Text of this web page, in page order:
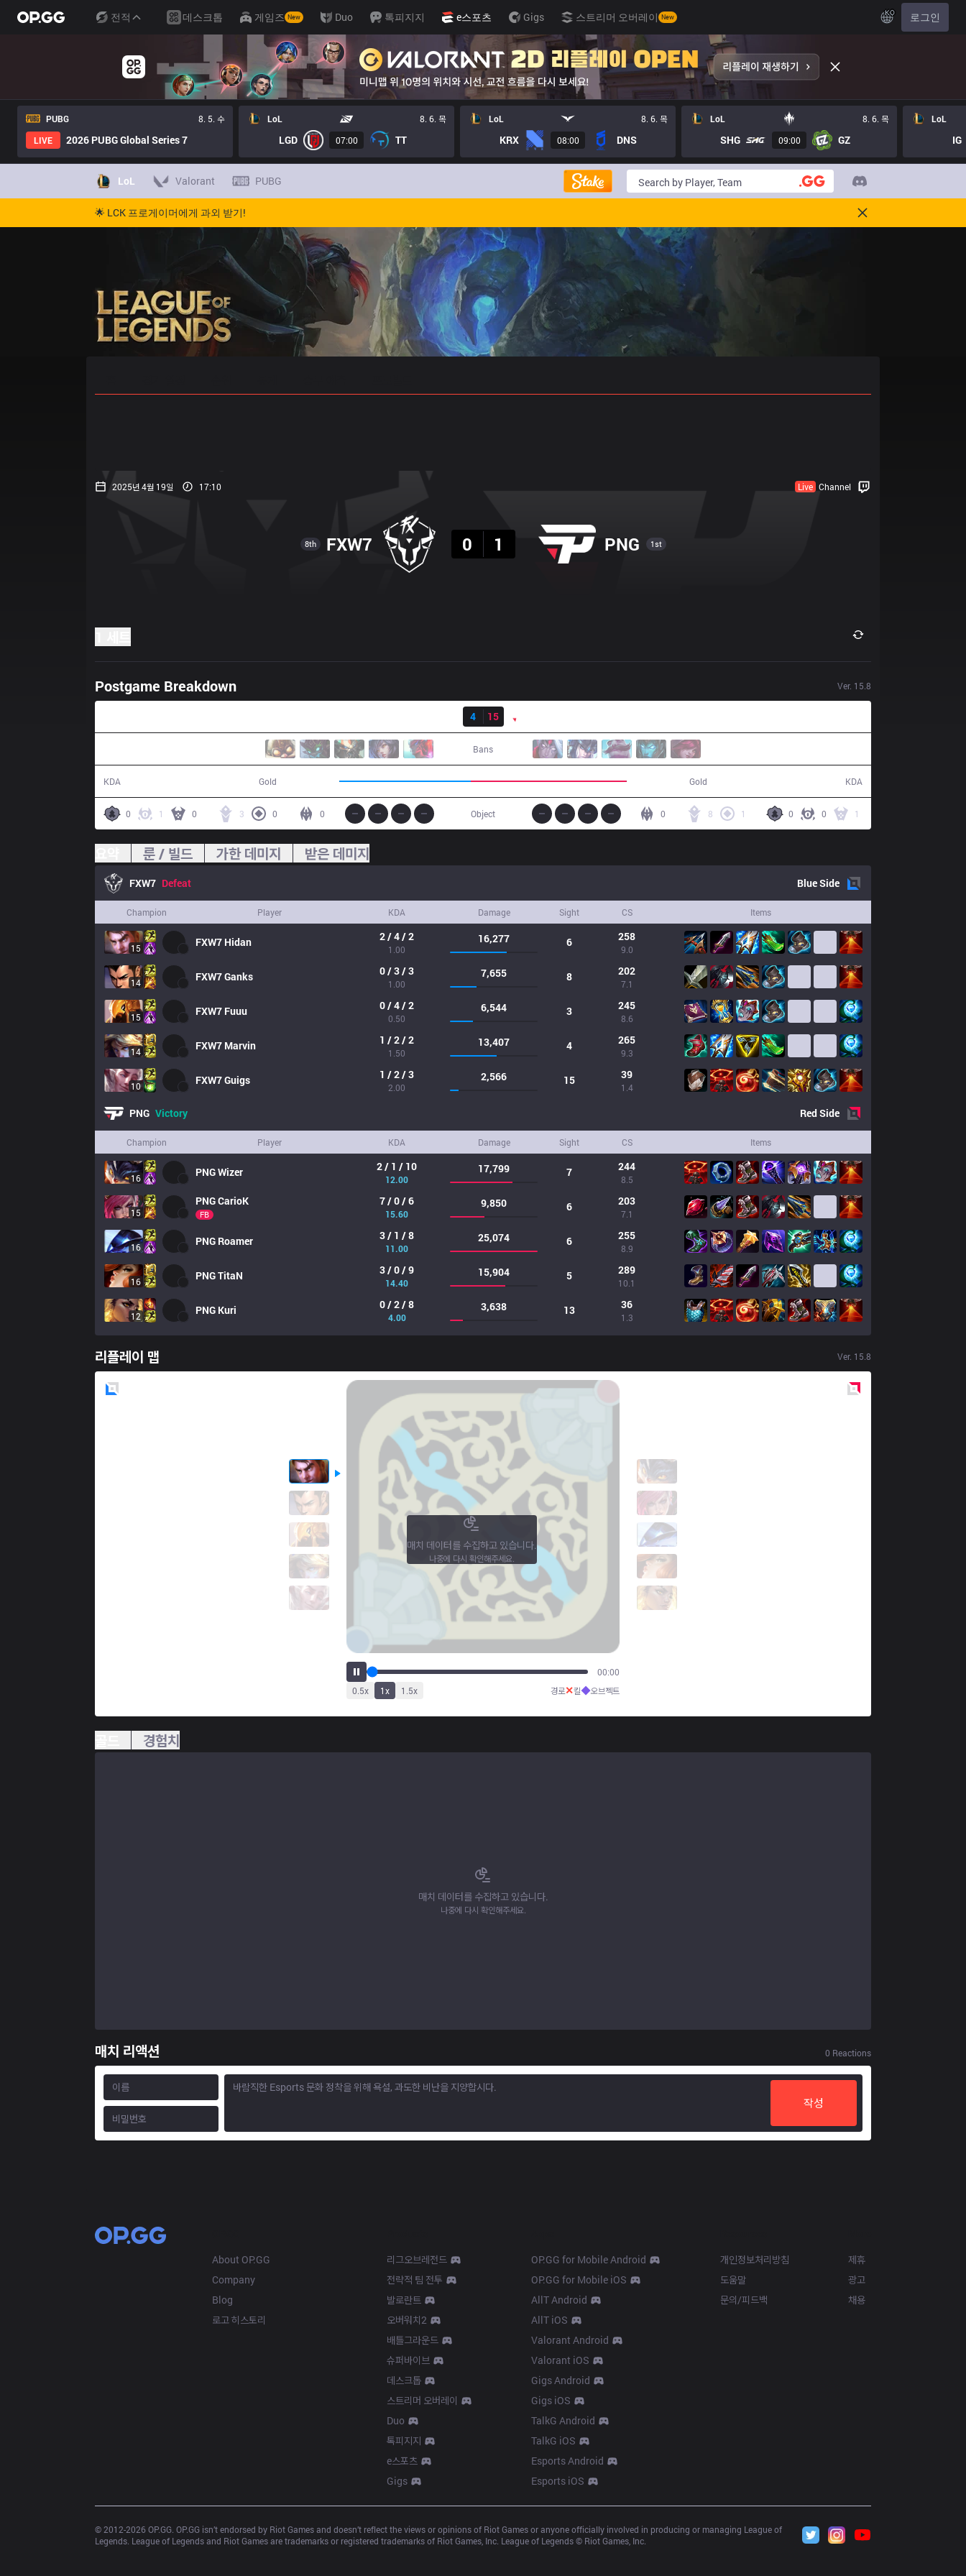
전적 데스크톱 게임즈 New Duo 톡피지지 e스포츠 Gigs 스트리머 오버레이 New KO 로그인
PUBG
8. 5. 수
LIVE
2026 PUBG Global Series 7
LoL 8. 6. 목
LGD 07:00 TT
LoL 8. 6. 목
KRX 08:00 DNS
LoL 8. 6. 목
SHG 09:00 GZ
LoL
IG
LoL Valorant PUBG
🌟 LCK 프로게이머에게 과외 받기!
2025년 4월 19일 17:10 Live Channel
8th FXW7
0
1 PNG 1st
Postgame Breakdown Ver. 15.8
4
15
Bans
KDA Gold Gold KDA
0 1 0 3 0 0 0 0 1
8 1
0
Object
룬 / 빌드 가한 데미지 받은 데미지
FXW7 Defeat BlueSide
Champion Player KDA Damage Sight CS Items
15 FXW7 Hidan 2 / 4 / 2
1.00
16,277 6 258
9.0
14 FXW7Ganks 0 / 3 / 3
1.00
7,655 8 202
7.1
15 FXW7 Fuuu 0 / 4 / 2
0.50
6,544 3 245
8.6
14 FXW7 Marvin 1 / 2 / 2
1.50
13,407 4 265
9.3
10 FXW7Guigs 1 / 2 / 3
2.00
2,566 15 39
1.4
PNG Victory RedSide
Champion Player KDA Damage Sight CS Items
16 PNGWizer 2 / 1 / 10
12.00
17,799 7 244
8.5
15
PNGCarioK
FB
7 / 0 / 6
15.60
9,850 6 203
7.1
16 PNG Roamer 3 / 1 / 8
11.00
25,074 6 255
8.9
16 PNGTitaN 3 / 0 / 9
14.40
15,904 5 289
10.1
12 PNG Kuri 0 / 2 / 8
4.00
3,638 13 36
1.3
리플레이 맵 Ver. 15.8
00:00
0.5x 1x 1.5x 경로✕킬◆오브젝트
매치 데이터를 수집하고 있습니다.
나중에 다시 확인해주세요.
경험치
매치 데이터를 수집하고 있습니다.
나중에 다시 확인해주세요.
매치 리액션 0 Reactions
작성
About OP.GG
Company
Blog
로고 히스토리
리그오브레전드
전략적 팀 전투
발로란트
오버워치2
배틀그라운드
슈퍼바이브
데스크톱
스트리머 오버레이
Duo
톡피지지
e스포츠
Gigs
OP.GG for Mobile Android
OP.GG for Mobile iOS
AllT Android
AllT iOS
Valorant Android
Valorant iOS
Gigs Android
Gigs iOS
TalkG Android
TalkG iOS
Esports Android
Esports iOS
개인정보처리방침
도움말
문의/피드백
제휴
광고
채용
© 2012-2026 OP.GG. OP.GG isn’t endorsed by Riot Games and doesn’t reflect the views or opinions of Riot Games or anyone officially involved in producing or managing League of
Legends. League of Legends and Riot Games are trademarks or registered trademarks of Riot Games, Inc. League of Legends © Riot Games, Inc.